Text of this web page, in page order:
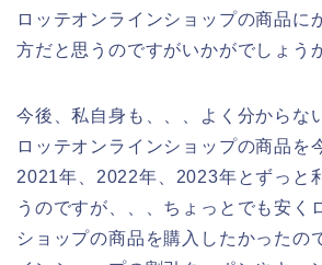
ロッテオンラインショップの商品に
方だと思うのですがいかがでしょう
今後、私自身も、、、よく分からな
ロッテオンラインショップの商品を
2021年、2022年、2023年とずっと
うのですが、、、ちょっとでも安く
ショップの商品を購入したかったの